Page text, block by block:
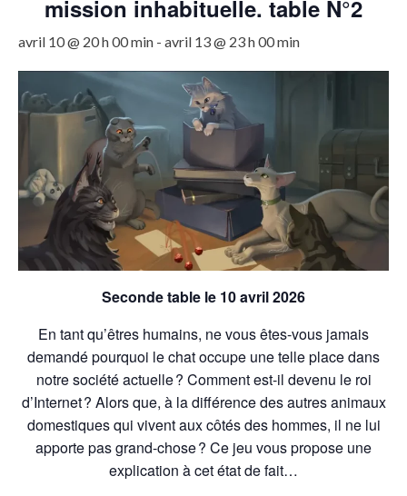
mission inhabituelle. table N°2
avril 10 @ 20 h 00 min - avril 13 @ 23 h 00 min
Seconde table le 10 avril 2026
En tant qu’êtres humains, ne vous êtes-vous jamais
demandé pourquoi le chat occupe une telle place dans
notre société actuelle ? Comment est-il devenu le roi
d’Internet ? Alors que, à la différence des autres animaux
domestiques qui vivent aux côtés des hommes, il ne lui
apporte pas grand-chose ? Ce jeu vous propose une
explication à cet état de fait…